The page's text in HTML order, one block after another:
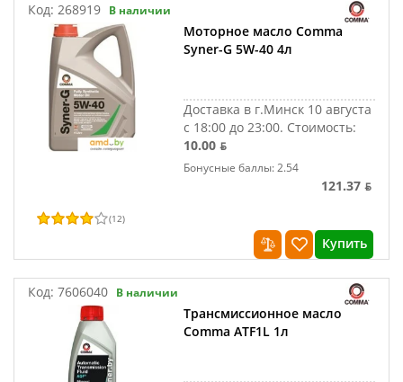
Код: 268919 В наличии
Моторное масло Comma
Syner-G 5W-40 4л
Доставка в г.Минск 10 августа
с 18:00 до 23:00. Стоимость:
10.00 ƃ
Бонусные баллы: 2.54
121.37 ƃ
(12)
Купить
Код: 7606040 В наличии
Трансмиссионное масло
Comma ATF1L 1л